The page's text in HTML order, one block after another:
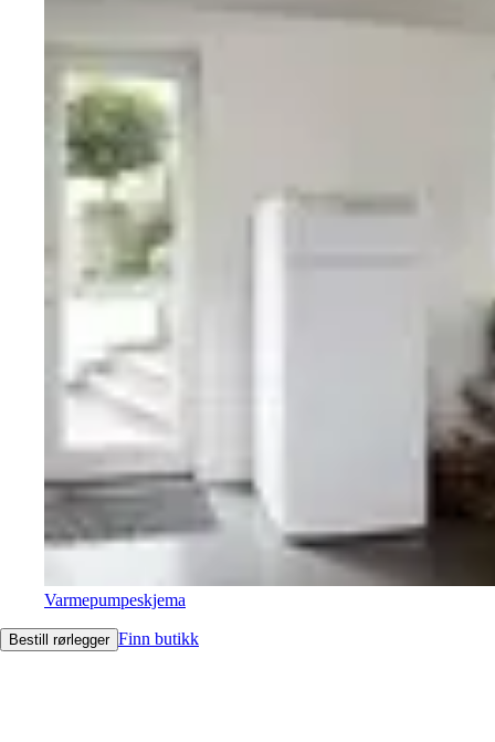
Varmepumpeskjema
Bestill rørlegger Finn butikk